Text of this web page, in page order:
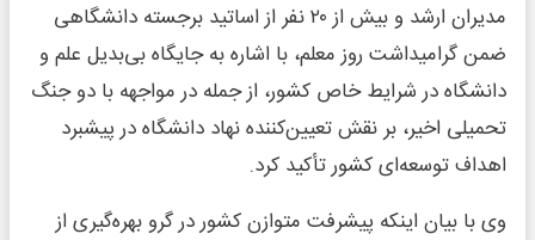
مدیران ارشد و بیش از ۲۰ نفر از اساتید برجسته دانشگاهی
ضمن گرامیداشت روز معلم، با اشاره به جایگاه بی‌بدیل علم و
دانشگاه در شرایط خاص کشور، از جمله در مواجهه با دو جنگ
تحمیلی اخیر، بر نقش تعیین‌کننده نهاد دانشگاه در پیشبرد
اهداف توسعه‌ای کشور تأکید کرد.
وی با بیان اینکه پیشرفت متوازن کشور در گرو بهره‌گیری از